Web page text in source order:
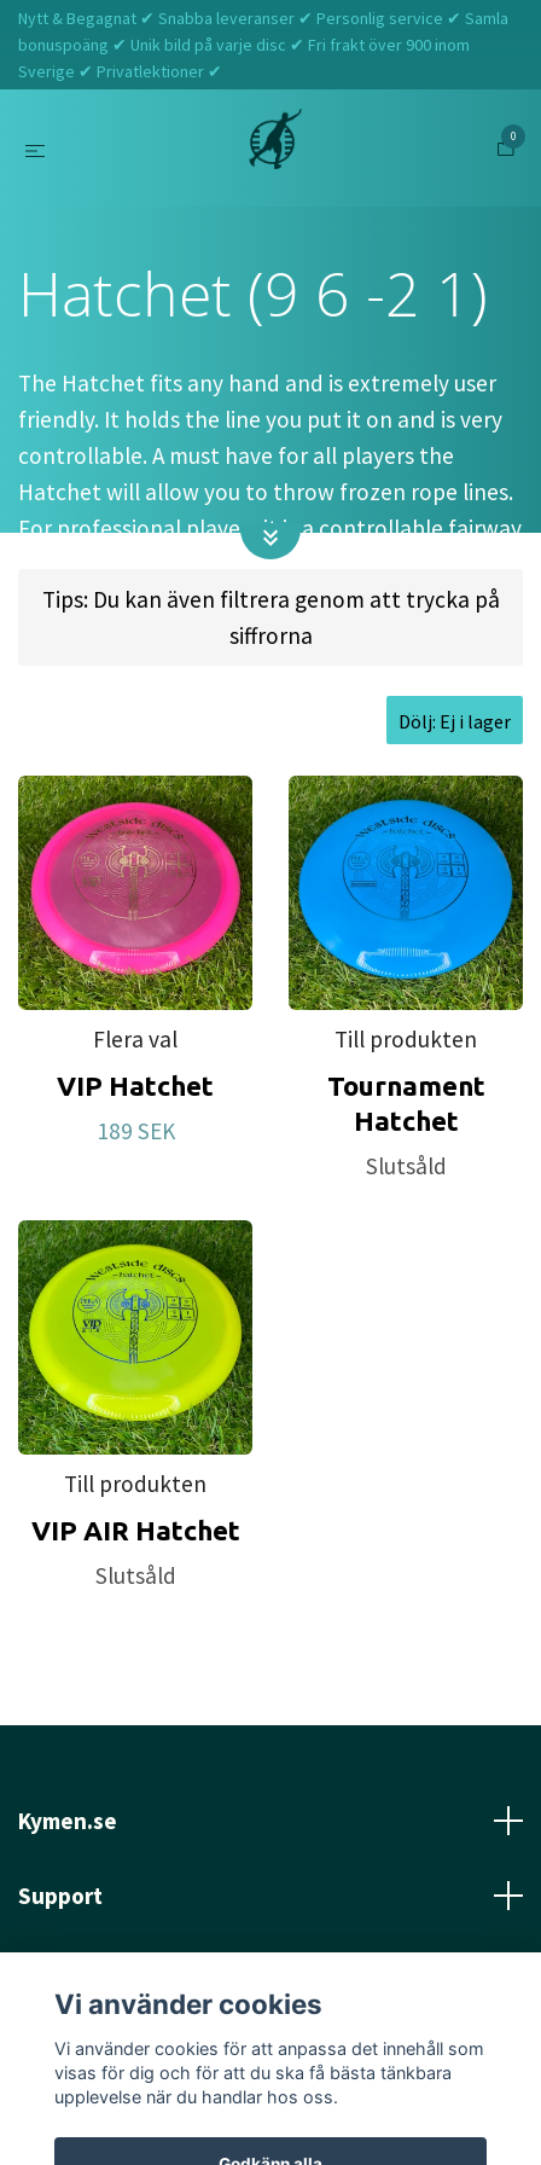
Nytt & Begagnat ✔ Snabba leveranser ✔ Personlig service ✔ Samla
bonuspoäng ✔ Unik bild på varje disc ✔ Fri frakt över 900 inom
Sverige ✔ Privatlektioner ✔
0
Hatchet (9 6 -2 1)
The Hatchet fits any hand and is extremely user
friendly. It holds the line you put it on and is very
controllable. A must have for all players the
Hatchet will allow you to throw frozen rope lines.
For professional players it is a controllable fairway
driver that glides and can be used for rollers. For
lower arm speeds, the Hatchet will glide and give
you that anhyzer shot you have been missing.
SPEED 9 l GLIDE: 6 l TURN: -2 l FADE: 1
Approved Date:Oct 28, 2013
Max Weight:176.8gr lDiameter:
21.3cm l
Height:2.0cm l Rim Depth: 1.2cm lRim
Thickness: 1.9cm lInside Rim Diameter: 17.6cm
Tips: Du kan även filtrera genom att trycka på
siffrorna
Dölj: Ej i lager
Flera val
VIP Hatchet
189 SEK
Till produkten
Tournament
Hatchet
Slutsåld
Till produkten
VIP AIR Hatchet
Slutsåld
Kymen.se
Support
Sociala medier
Vi använder cookies
Vi använder cookies för att anpassa det innehåll som
visas för dig och för att du ska få bästa tänkbara
upplevelse när du handlar hos oss.